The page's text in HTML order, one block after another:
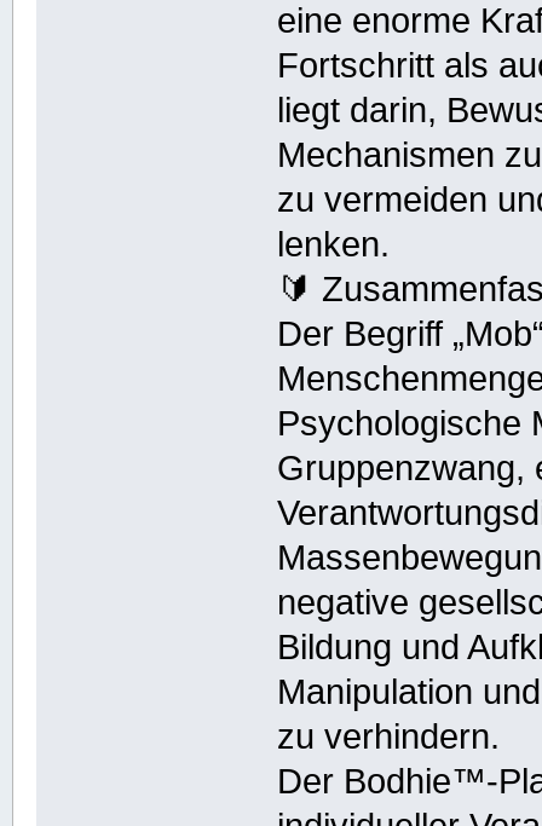
eine enorme
Fortschritt als
liegt darin,
Mechanismen
zu vermeiden
lenken.
🔰
Der Begriff
Psychologische
Gruppenzwang,
negative
Bildung und
Manipulation
zu verhindern.
Der Bodhie™-